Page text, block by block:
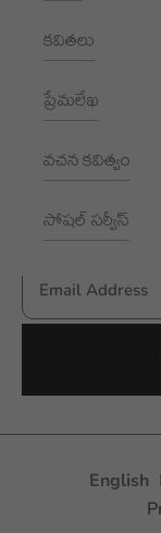
కవితలు
ప్రేమలేఖ
వచన కవిత్వం
సోషల్ సర్వీస్
1002, Royal
Subscribe to
Email Address
Aksharayan
English